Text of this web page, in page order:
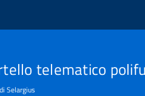
principale
telematico
Selargius